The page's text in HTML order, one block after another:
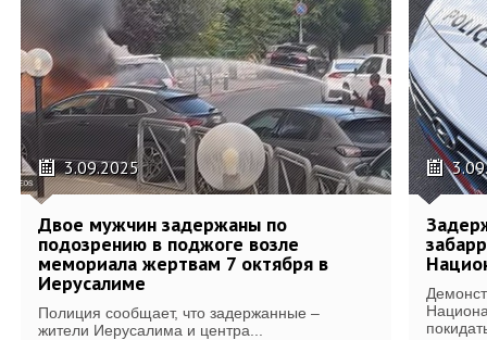
3.09.2025
Двое мужчин задержаны по
подозрению в поджоге возле
мемориала жертвам 7 октября в
Иерусалиме
Полиция сообщает, что задержанные –
жители Иерусалима и центра...